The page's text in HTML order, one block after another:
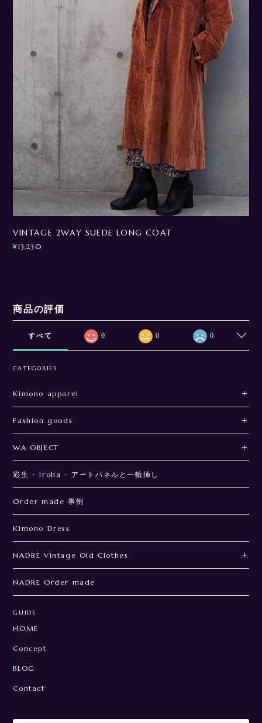
VINTAGE 2WAY SUEDE LONG COAT
¥13,230
商品の評価
すべて 0 0 0
CATEGORIES
Kimono apparel
Fashion goods
WA OBJECT
彩生 - Iroha - アートパネルと一輪挿し
Order made 事例
Kimono Dress
NADRE Vintage Old Clothes
NADRE Order made
GUIDE
HOME
Concept
BLOG
Contact